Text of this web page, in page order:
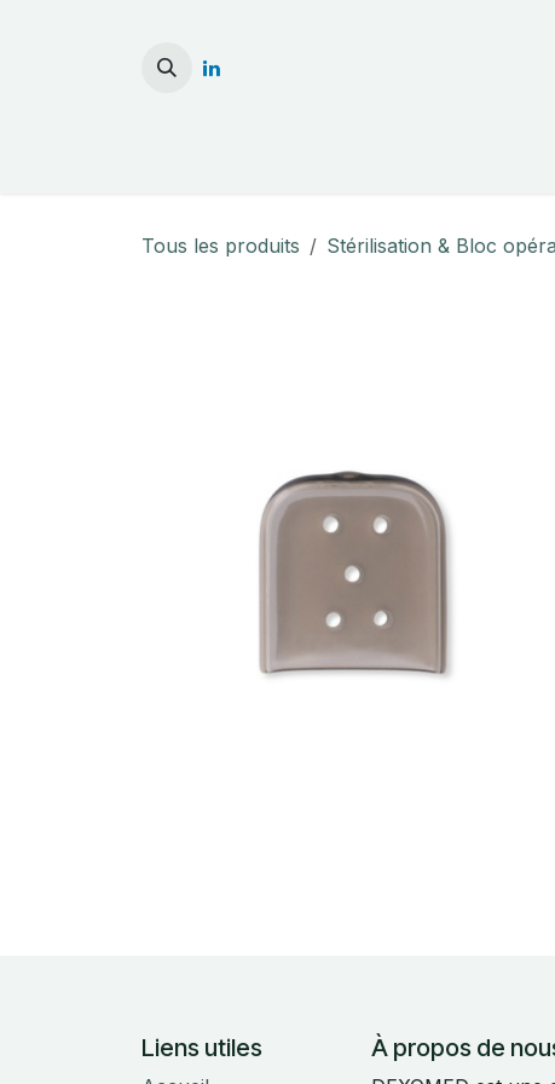
Tous les produits Stérilisation & Bloc
Liens utiles À propos de